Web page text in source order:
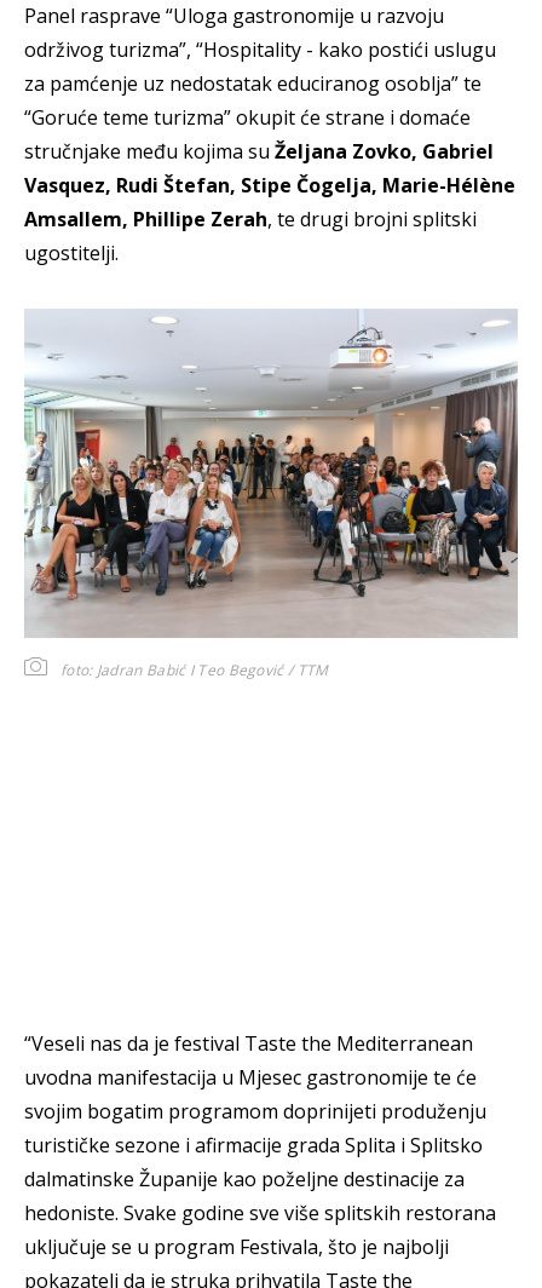
Panel rasprave “Uloga gastronomije u razvoju
održivog turizma”, “Hospitality - kako postići uslugu
za pamćenje uz nedostatak educiranog osoblja” te
“Goruće teme turizma” okupit će strane i domaće
stručnjake među kojima su Željana Zovko, Gabriel
Vasquez, Rudi Štefan, Stipe Čogelja, Marie-Hélène
Amsallem, Phillipe Zerah, te drugi brojni splitski
ugostitelji.
foto: Jadran Babić I Teo Begović / TTM
“Veseli nas da je festival Taste the Mediterranean
uvodna manifestacija u Mjesec gastronomije te će
svojim bogatim programom doprinijeti produženju
turističke sezone i afirmacije grada Splita i Splitsko
dalmatinske Županije kao poželjne destinacije za
hedoniste. Svake godine sve više splitskih restorana
uključuje se u program Festivala, što je najbolji
pokazatelj da je struka prihvatila Taste the